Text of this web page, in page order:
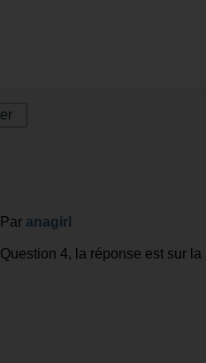
Par anagirl
Question 4, la réponse est sur